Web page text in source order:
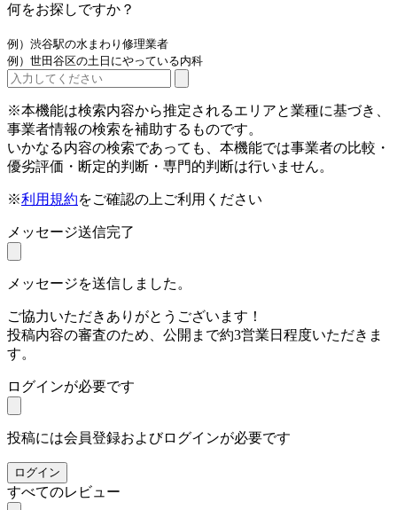
何をお探しですか？
例）渋谷駅の水まわり修理業者
例）世田谷区の土日にやっている内科
※本機能は検索内容から推定されるエリアと業種に基づき、
事業者情報の検索を補助するものです。
いかなる内容の検索であっても、本機能では事業者の比較・
優劣評価・断定的判断・専門的判断は行いません。
※利用規約をご確認の上ご利用ください
メッセージ送信完了
メッセージを送信しました。
ご協力いただきありがとうございます！
投稿内容の審査のため、公開まで約3営業日程度いただきま
す。
ログインが必要です
投稿には会員登録およびログインが必要です
ログイン
すべてのレビュー